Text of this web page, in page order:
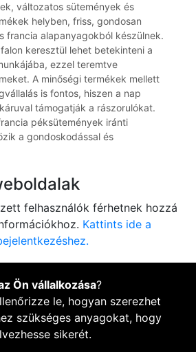
változatos sütemények és
helyben, friss, gondosan
francia alapanyagokból készülnek.
keresztül lehet betekinteni a
ezzel teremtve
A minőségi termékek mellett
is fontos, hiszen a nap
támogatják a rászorulókat.
péksütemények iránti
a gondoskodással és
felhasználók férhetnek hozzá
Kattints ide a
Ön vállalkozása?
le, hogyan szerezhet
szükséges anyagokat, hogy
sikerét.